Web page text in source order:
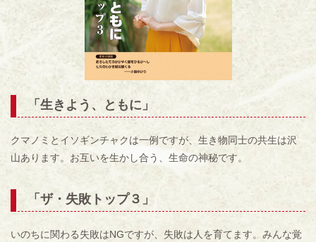
「生きよう、ともに 」
クマノミとイソギンチャクは一例ですが、生き物同士の共生は沢
山あります。お互いを生かし合う、生命の神秘です。
「ザ・失敗トップ３ 」
いのちに関わる失敗はNGですが、失敗は人を育てます。みんな覚